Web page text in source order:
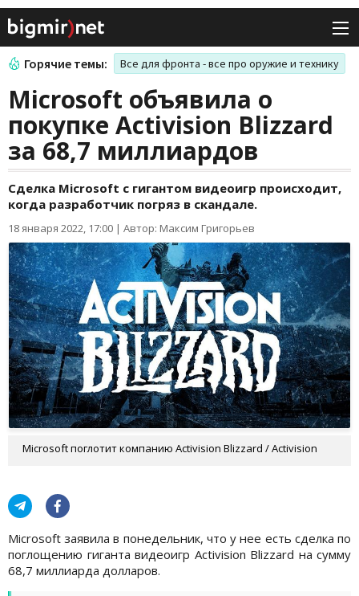
Горячие темы: Все для фронта - все про оружие и технику
Microsoft объявила о
покупке Activision Blizzard
за 68,7 миллиардов
Сделка Microsoft с гигантом видеоигр происходит,
когда разработчик погряз в скандале.
18 января 2022, 17:00 | Автор: Максим Григорьев
Microsoft поглотит компанию Activision Blizzard / Activision
Microsoft заявила в понедельник, что у нее есть сделка по
поглощению гиганта видеоигр Activision Blizzard на сумму
68,7 миллиарда долларов.